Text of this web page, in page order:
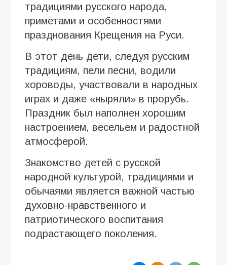
традициями русского народа,
приметами и особенностями
празднования Крещения на Руси.
В этот день дети, следуя русским
традициям, пели песни, водили
хороводы, участвовали в народных
играх и даже «ныряли» в прорубь.
Праздник был наполнен хорошим
настроением, весельем и радостной
атмосферой.
Знакомство детей с русской
народной культурой, традициями и
обычаями является важной частью
духовно-нравственного и
патриотического воспитания
подрастающего поколения.